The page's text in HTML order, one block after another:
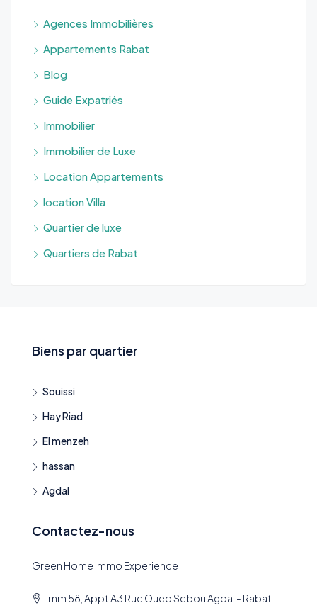
Agences Immobilières
Appartements Rabat
Blog
Guide Expatriés
Immobilier
Immobilier de Luxe
Location Appartements
location Villa
Quartier de luxe
Quartiers de Rabat
Biens par quartier
Souissi
Hay Riad
El menzeh
hassan
Agdal
Contactez-nous
Green Home Immo Experience
Imm 58, Appt A3 Rue Oued Sebou Agdal - Rabat